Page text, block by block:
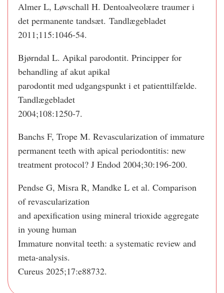
Almer L, Løvschall H. Dentoalveolære traumer i
det permanente tandsæt. Tandlægebladet
2011;115:1046-54.
Bjørndal L. Apikal parodontit. Principper for
behandling af akut apikal
parodontit med udgangspunkt i et patienttilfælde.
Tandlægebladet
2004;108:1250-7.
Banchs F, Trope M. Revascularization of immature
permanent teeth with apical periodontitis: new
treatment protocol? J Endod 2004;30:196-200.
Pendse G, Misra R, Mandke L et al. Comparison
of revascularization
and apexification using mineral trioxide aggregate
in young human
Immature nonvital teeth: a systematic review and
meta-analysis.
Cureus 2025;17:e88732.